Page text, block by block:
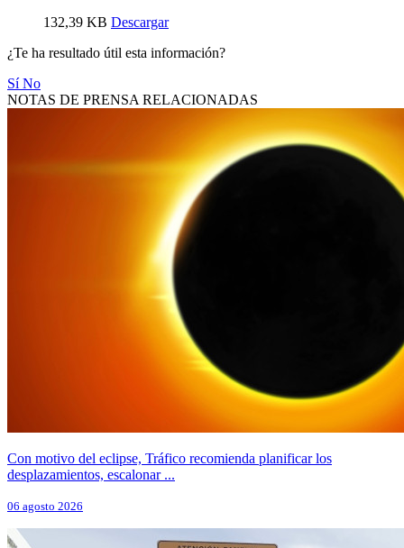
132,39 KB Descargar
¿Te ha resultado útil esta información?
SíNo
NOTAS DE PRENSA RELACIONADAS
Con motivo del eclipse, Tráfico recomienda planificar los
desplazamientos, escalonar ...
06 agosto 2026